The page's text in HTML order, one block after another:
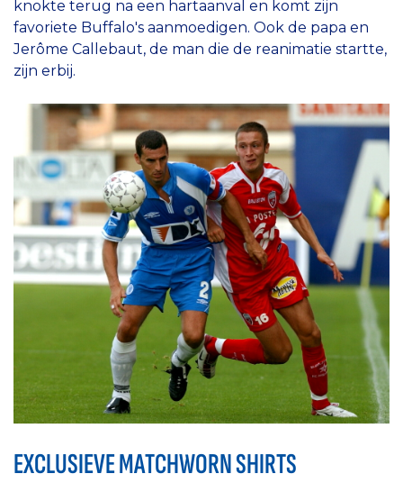
knokte terug na een hartaanval en komt zijn
favoriete Buffalo's aanmoedigen. Ook de papa en
Jerôme Callebaut, de man die de reanimatie startte,
zijn erbij.
EXCLUSIEVE MATCHWORN SHIRTS